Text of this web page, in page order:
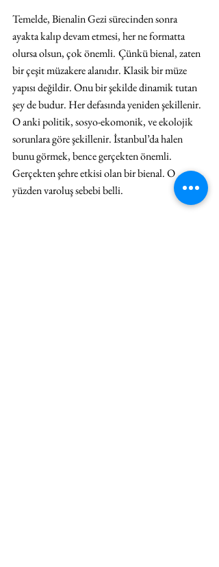
Temelde, Bienalin Gezi sürecinden sonra
ayakta kalıp devam etmesi, her ne formatta
olursa olsun, çok önemli. Çünkü bienal, zaten
bir çeşit müzakere alanıdır. Klasik bir müze
yapısı değildir. Onu bir şekilde dinamik tutan
şey de budur. Her defasında yeniden şekillenir.
O anki politik, sosyo-ekomonik, ve ekolojik
sorunlara göre şekillenir. İstanbul’da halen
bunu görmek, bence gerçekten önemli.
Gerçekten şehre etkisi olan bir bienal. O
yüzden varoluş sebebi belli.